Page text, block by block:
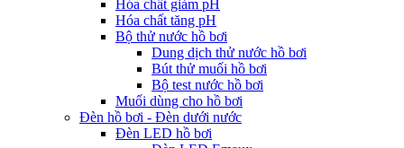
Hóa chất giảm pH
Hóa chất tăng pH
Bộ thử nước hồ bơi
Dung dịch thử nước hồ bơi
Bút thử muối hồ bơi
Bộ test nước hồ bơi
Muối dùng cho hồ bơi
Đèn hồ bơi - Đèn dưới nước
Đèn LED hồ bơi